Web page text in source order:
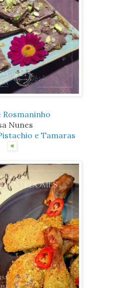
Rosmaninho
Nunes
e Tamaras